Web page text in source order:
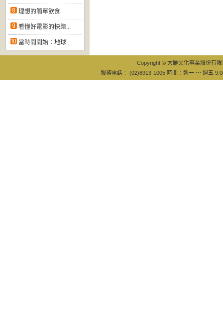
理想的簡單飲食
看懂好電影的快樂...
當時間開始：地球...
Copyright © 大雁文化事業股份有
服務電話： (02)8913-1005 時間：週一 ～ 週五